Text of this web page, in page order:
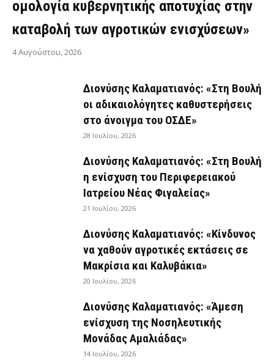
ομολογία κυβερνητικής αποτυχίας στην
καταβολή των αγροτικών ενισχύσεων»
4 Αυγούστου, 2026
Διονύσης Καλαματιανός: «Στη Βουλή
οι αδικαιολόγητες καθυστερήσεις
στο άνοιγμα του ΟΣΔΕ»
28 Ιουλίου, 2026
Διονύσης Καλαματιανός: «Στη Βουλή
η ενίσχυση του Περιφερειακού
Ιατρείου Νέας Φιγαλείας»
21 Ιουλίου, 2026
Διονύσης Καλαματιανός: «Κίνδυνος
να χαθούν αγροτικές εκτάσεις σε
Μακρίσια και Καλυβάκια»
20 Ιουλίου, 2026
Διονύσης Καλαματιανός: «Άμεση
ενίσχυση της Νοσηλευτικής
Μονάδας Αμαλιάδας»
14 Ιουλίου, 2026